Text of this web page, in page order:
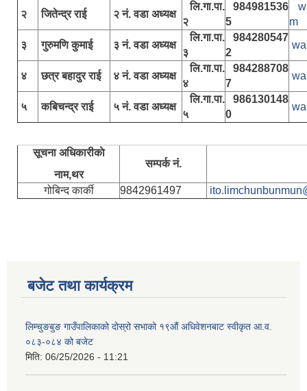
२ जितेन्द्र राई २ नं. वडा अध्यक्ष
लि.गा.पा.
२
984981536
5
m
३
गुरुमणि कुमाई ३ नं. वडा अध्यक्ष
लि.गा.पा.
३
984280547
2
४ छत्र बहादुर राई ४ नं. वडा अध्यक्ष
लि.गा.पा.
४
984288708
7
५ कबिचन्द्र राई ५ नं. वडा अध्यक्ष
लि.गा.पा.
५
986130148
0
सूचना अधिकारीकाे
नाम,थर
सम्पर्क नं.
गोबिन्द कार्की 9842961497
बजेट तथा कार्यक्रम
लिम्चुङबुङ गाउँपालिकाको दोस्रो सभाको १९औं अधिवेशनबाट स्वीकृत आ.व.
०८३-०८४ को बजेट
मिति: 06/25/2026 - 11:21